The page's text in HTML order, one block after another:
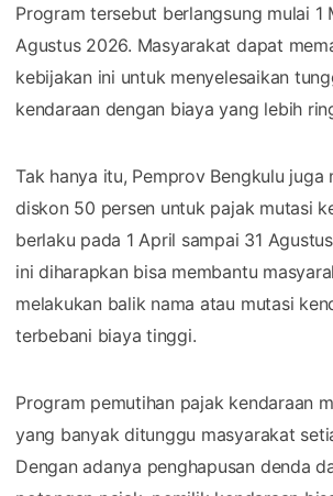
Program tersebut berlangsung mulai 1
Agustus 2026. Masyarakat dapat
kebijakan ini untuk menyelesaikan
kendaraan dengan biaya yang lebih
Tak hanya itu, Pemprov Bengkulu juga
diskon 50 persen untuk pajak mutasi
berlaku pada 1 April sampai 31
ini diharapkan bisa membantu
melakukan balik nama atau mutasi
terbebani biaya tinggi.
Program pemutihan pajak kendaraan
yang banyak ditunggu masyarakat
Dengan adanya penghapusan denda